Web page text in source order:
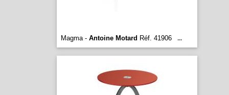
Magma - Antoine Motard Réf. 41906 ...